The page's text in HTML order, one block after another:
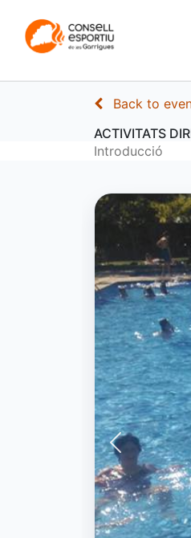
Back to
ACTIVITATS
Introducció